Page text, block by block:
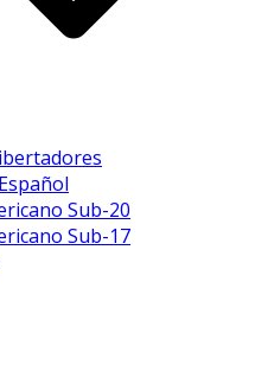
Sub-20
Sub-17